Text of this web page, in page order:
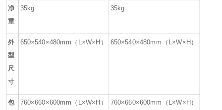
净
重
35kg 35kg
外
型
尺
寸
650×540×480mm （ L×W×H） 650×540×480mm （L×W×H）
包 760×660×600mm （ L×W×H） 760×660×600mm （L×W×H）